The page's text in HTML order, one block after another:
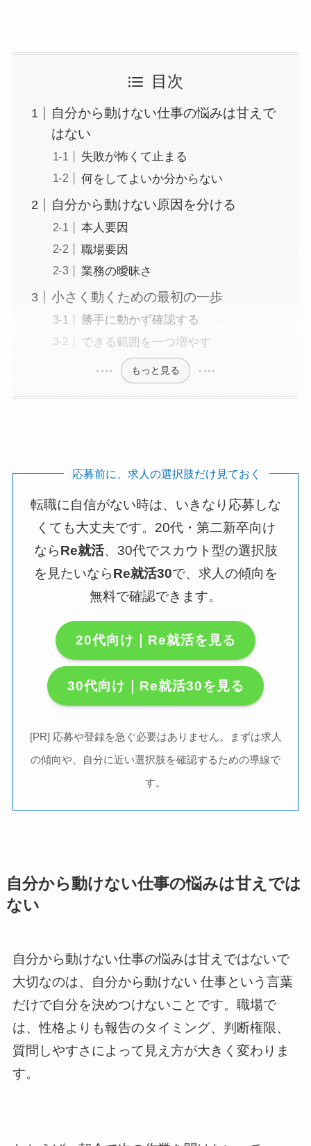
目次
自分から動けない仕事の悩みは甘えで
はない
失敗が怖くて止まる
何をしてよいか分からない
自分から動けない原因を分ける
本人要因
職場要因
業務の曖昧さ
小さく動くための最初の一歩
勝手に動かず確認する
できる範囲を一つ増やす
もっと見る
応募前に、求人の選択肢だけ見ておく
転職に自信がない時は、いきなり応募しな
くても大丈夫です。20代・第二新卒向け
ならRe就活、30代でスカウト型の選択肢
を見たいならRe就活30で、求人の傾向を
無料で確認できます。
20代向け｜Re就活を見る
30代向け｜Re就活30を見る
[PR] 応募や登録を急ぐ必要はありません。まずは求人
の傾向や、自分に近い選択肢を確認するための導線で
す。
自分から動けない仕事の悩みは甘えでは
ない
自分から動けない仕事の悩みは甘えではないで
大切なのは、自分から動けない 仕事という言葉
だけで自分を決めつけないことです。職場で
は、性格よりも報告のタイミング、判断権限、
質問しやすさによって見え方が大きく変わりま
す。